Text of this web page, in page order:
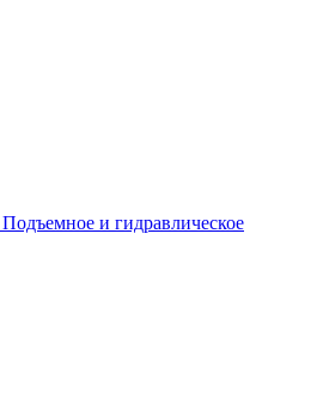
Подъемное и гидравлическое